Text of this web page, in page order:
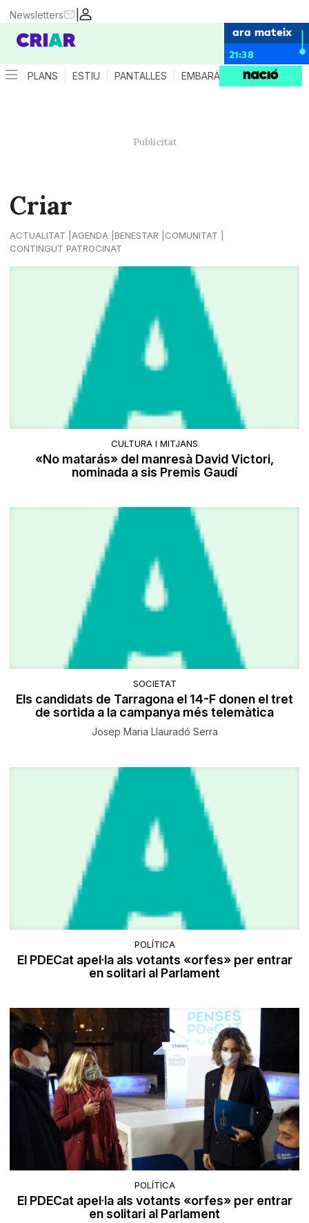
|
Newsletters
ara mateix
21:38
PLANS ESTIU PANTALLES EMBARÀS CRIANÇA
Criar
ACTUALITAT AGENDA BENESTAR
COMUNITAT
CONTINGUT PATROCINAT
CULTURA I MITJANS
«No matarás» del manresà David Victori,
nominada a sis Premis Gaudí
SOCIETAT
Els candidats de Tarragona el 14-F donen el tret
de sortida a la campanya més telemàtica
Josep Maria Llauradó Serra
POLÍTICA
El PDECat apel·la als votants «orfes» per entrar
en solitari al Parlament
POLÍTICA
El PDECat apel·la als votants «orfes» per entrar
en solitari al Parlament